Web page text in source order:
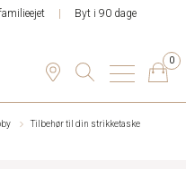
Byt i 90 dage
0
Tilbehør til din strikketaske